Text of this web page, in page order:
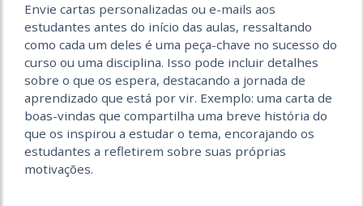
Envie cartas personalizadas ou e-mails aos
estudantes antes do início das aulas, ressaltando
como cada um deles é uma peça-chave no sucesso do
curso ou uma disciplina. Isso pode incluir detalhes
sobre o que os espera, destacando a jornada de
aprendizado que está por vir. Exemplo: uma carta de
boas-vindas que compartilha uma breve história do
que os inspirou a estudar o tema, encorajando os
estudantes a refletirem sobre suas próprias
motivações.